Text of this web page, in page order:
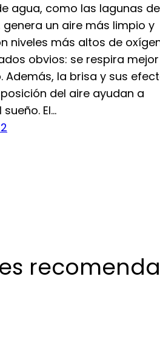
agua, como las lagunas de
genera un aire más limpio y
niveles más altos de
obvios: se respira
Además, la brisa y sus
del aire ayudan a
El…